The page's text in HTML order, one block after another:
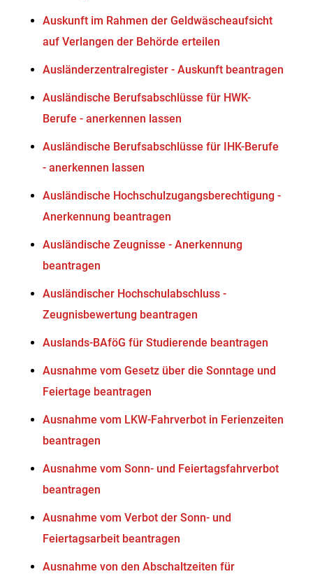
Auskunft im Rahmen der Geldwäscheaufsicht
auf Verlangen der Behörde erteilen
Ausländerzentralregister - Auskunft beantragen
Ausländische Berufsabschlüsse für HWK-
Berufe - anerkennen lassen
Ausländische Berufsabschlüsse für IHK-Berufe
- anerkennen lassen
Ausländische Hochschulzugangsberechtigung -
Anerkennung beantragen
Ausländische Zeugnisse - Anerkennung
beantragen
Ausländischer Hochschulabschluss -
Zeugnisbewertung beantragen
Auslands-BAföG für Studierende beantragen
Ausnahme vom Gesetz über die Sonntage und
Feiertage beantragen
Ausnahme vom LKW-Fahrverbot in Ferienzeiten
beantragen
Ausnahme vom Sonn- und Feiertagsfahrverbot
beantragen
Ausnahme vom Verbot der Sonn- und
Feiertagsarbeit beantragen
Ausnahme von den Abschaltzeiten für